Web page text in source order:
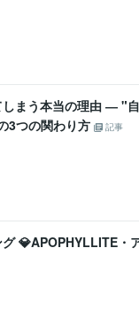
しまう本当の理由 ― "自
3つの関わり方
記事
💎APOPHYLLITE・